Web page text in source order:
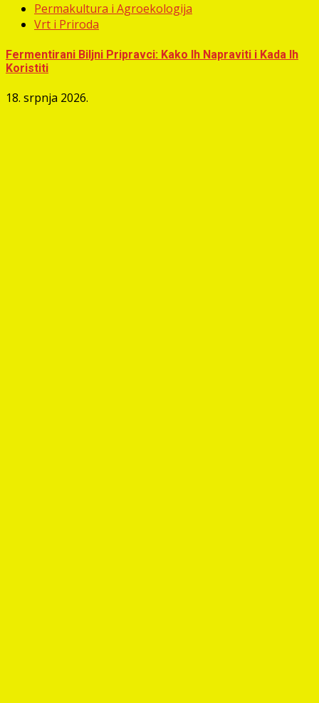
Permakultura i Agroekologija
Vrt i Priroda
Fermentirani Biljni Pripravci: Kako Ih Napraviti i Kada Ih
Koristiti
18. srpnja 2026.